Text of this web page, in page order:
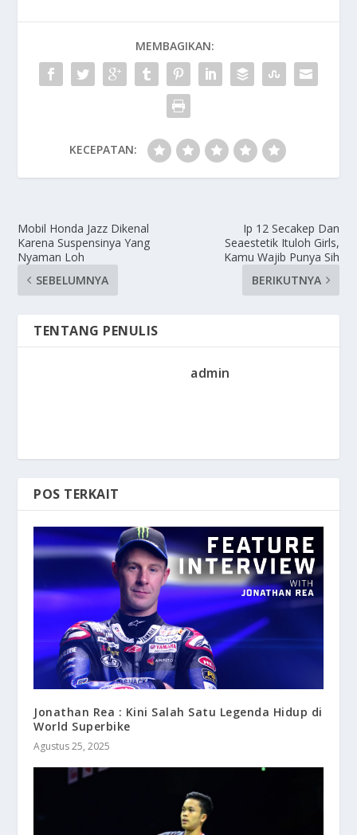
MEMBAGIKAN:
KECEPATAN:
Mobil Honda Jazz Dikenal
Karena Suspensinya Yang
Nyaman Loh
SEBELUMNYA
Ip 12 Secakep Dan
Seaestetik Ituloh Girls,
Kamu Wajib Punya Sih
BERIKUTNYA
TENTANG PENULIS
admin
POS TERKAIT
Jonathan Rea : Kini Salah Satu Legenda Hidup di
World Superbike
Agustus 25, 2025